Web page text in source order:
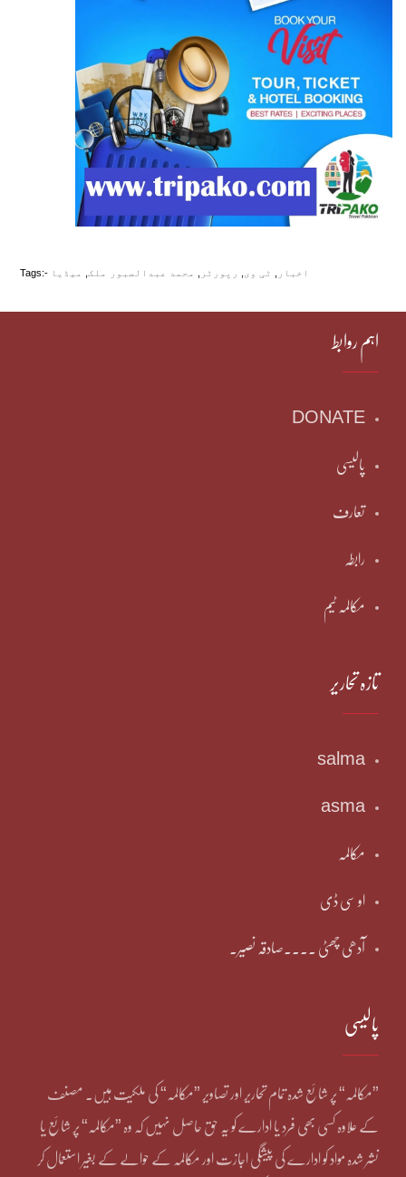
Tags:- اخبار ٹی وی رپورٹر محمد عبدالصبور ملک میڈیا
اہم روابط
DONATE
پالیسی
تعارف
رابطہ
مکالمہ ٹیم
تازہ تحاریر
salma
asma
مکالمہ
او سی ڈی
آدھی چھٹی ۔۔۔۔صادقہ نصیر۔
پالیسی
”مکالمہ“ پر شائع شدہ تمام تحاریر اور تصاویر ”مکالمہ“ کی ملکیت ہیں۔ مصنف
کے علاوہ کسی بھی فرد یا ادارے کو یہ حق حاصل نہیں کہ وہ ”مکالمہ“ پر شائع یا
نشر شدہ مواد کو ادارے کی پیشگی اجازت اور مکالمہ کے حوالے کے بغیر استعمال کر